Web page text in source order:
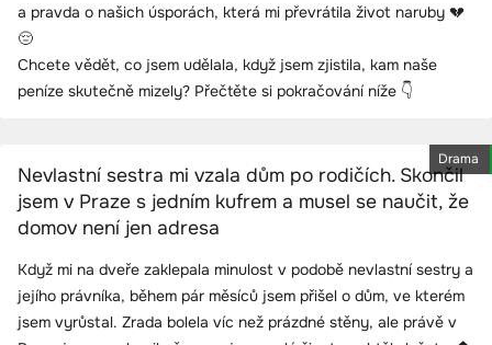
a pravda o našich úsporách, která mi převrátila život naruby 💔
😔
Chcete vědět, co jsem udělala, když jsem zjistila, kam naše
peníze skutečně mizely? Přečtěte si pokračování níže 👇
Drama
Nevlastní sestra mi vzala dům po rodičích. Skončil
jsem v Praze s jedním kufrem a musel se naučit, že
domov není jen adresa
Když mi na dveře zaklepala minulost v podobě nevlastní sestry a
jejího právníka, během pár měsíců jsem přišel o dům, ve kterém
jsem vyrůstal. Zrada bolela víc než prázdné stěny, ale právě v